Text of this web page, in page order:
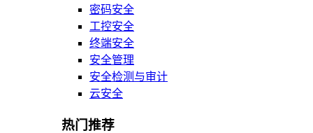
密码安全
工控安全
终端安全
安全管理
安全检测与审计
云安全
热门推荐